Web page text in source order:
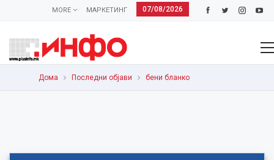
07/08/2026
МАРКЕТИНГ
MORE
Дома Последни објави бени бланко